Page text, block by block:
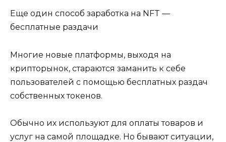
Еще один способ заработка на NFT —
бесплатные раздачи
Многие новые платформы, выходя на
крипторынок, стараются заманить к себе
пользователей с помощью бесплатных раздач
собственных токенов.
Обычно их используют для оплаты товаров и
услуг на самой площадке. Но бывают ситуации,